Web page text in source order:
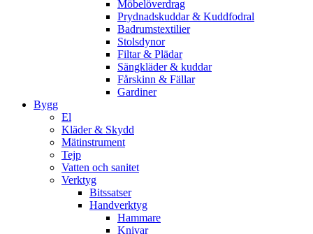
Möbelöverdrag
Prydnadskuddar & Kuddfodral
Badrumstextilier
Stolsdynor
Filtar & Plädar
Sängkläder & kuddar
Fårskinn & Fällar
Gardiner
Bygg
El
Kläder & Skydd
Mätinstrument
Tejp
Vatten och sanitet
Verktyg
Bitssatser
Handverktyg
Hammare
Knivar